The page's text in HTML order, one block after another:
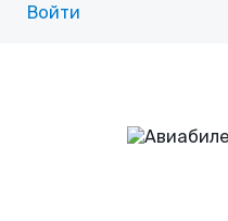
Войти